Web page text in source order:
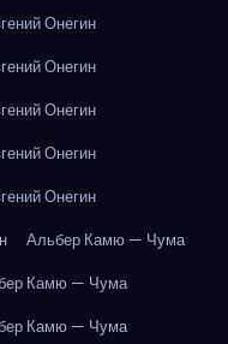
Онегин
Онегин
Онегин
Онегин
Онегин
Альбер Камю — Чума
Камю — Чума
Камю — Чума